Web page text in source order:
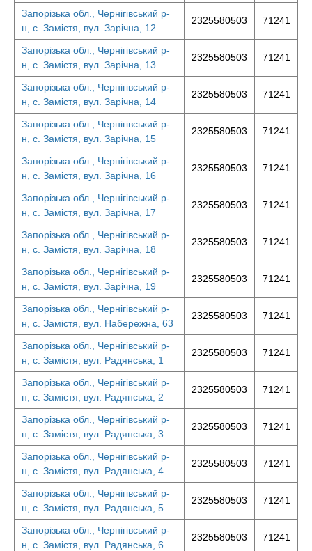
Запорізька обл., Чернігівський р-
н, с. Замістя, вул. Зарічна, 12
2325580503 71241
Запорізька обл., Чернігівський р-
н, с. Замістя, вул. Зарічна, 13
2325580503 71241
Запорізька обл., Чернігівський р-
н, с. Замістя, вул. Зарічна, 14
2325580503 71241
Запорізька обл., Чернігівський р-
н, с. Замістя, вул. Зарічна, 15
2325580503 71241
Запорізька обл., Чернігівський р-
н, с. Замістя, вул. Зарічна, 16
2325580503 71241
Запорізька обл., Чернігівський р-
н, с. Замістя, вул. Зарічна, 17
2325580503 71241
Запорізька обл., Чернігівський р-
н, с. Замістя, вул. Зарічна, 18
2325580503 71241
Запорізька обл., Чернігівський р-
н, с. Замістя, вул. Зарічна, 19
2325580503 71241
Запорізька обл., Чернігівський р-
н, с. Замістя, вул. Набережна, 63
2325580503 71241
Запорізька обл., Чернігівський р-
н, с. Замістя, вул. Радянська, 1
2325580503 71241
Запорізька обл., Чернігівський р-
н, с. Замістя, вул. Радянська, 2
2325580503 71241
Запорізька обл., Чернігівський р-
н, с. Замістя, вул. Радянська, 3
2325580503 71241
Запорізька обл., Чернігівський р-
н, с. Замістя, вул. Радянська, 4
2325580503 71241
Запорізька обл., Чернігівський р-
н, с. Замістя, вул. Радянська, 5
2325580503 71241
Запорізька обл., Чернігівський р-
н, с. Замістя, вул. Радянська, 6
2325580503 71241